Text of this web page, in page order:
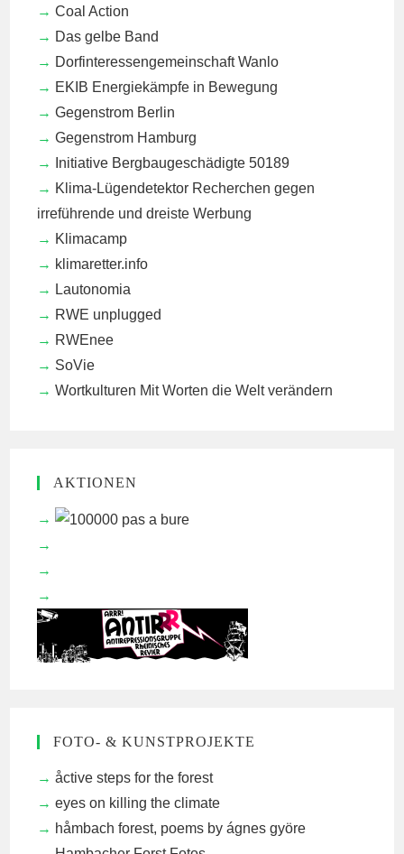
Coal Action
Das gelbe Band
Dorfinteressengemeinschaft Wanlo
EKIB Energiekämpfe in Bewegung
Gegenstrom Berlin
Gegenstrom Hamburg
Initiative Bergbaugeschädigte 50189
Klima-Lügendetektor Recherchen gegen
irreführende und dreiste Werbung
Klimacamp
klimaretter.info
Lautonomia
RWE unplugged
RWEnee
SoVie
Wortkulturen Mit Worten die Welt verändern
AKTIONEN
FOTO- & KUNSTPROJEKTE
åctive steps for the forest
eyes on killing the climate
håmbach forest, poems by ágnes györe